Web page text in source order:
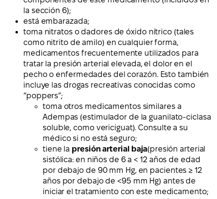
la sección 6);
está embarazada;
toma nitratos o dadores de óxido nítrico (tales
como nitrito de amilo) en cualquier forma,
medicamentos frecuentemente utilizados para
tratar la presión arterial elevada, el dolor en el
pecho o enfermedades del corazón. Esto también
incluye las drogas recreativas conocidas como
“poppers”;
toma otros medicamentos similares a
Adempas (estimulador de la guanilato-ciclasa
soluble, como vericiguat). Consulte a su
médico si no está seguro;
tiene la presión arterial baja(presión arterial
sistólica: en niños de 6 a < 12 años de edad
por debajo de 90 mm Hg, en pacientes ≥ 12
años por debajo de <95 mm Hg) antes de
iniciar el tratamiento con este medicamento;